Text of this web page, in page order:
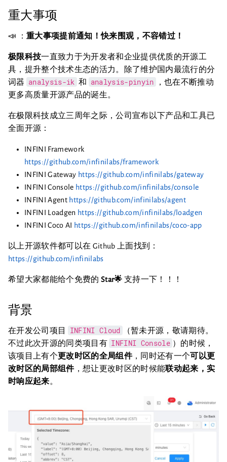
重大事项
📣 ： 重大事项提前通知！快来围观，不容错过！
极限科技一直致力于为开发者和企业提供优质的开源工
具，提升整个技术生态的活力。除了维护国内最流行的分
词器
analysis-ik 和 analysis-pinyin
，也在不断推动
更多高质量开源产品的诞生。
在极限科技成立三周年之际，公司宣布以下产品和工具已
全面开源：
INFINI Framework
https://github.com/infinilabs/framework
INFINI Gateway https://github.com/infinilabs/gateway
INFINI Console https://github.com/infinilabs/console
INFINI Agent https://github.com/infinilabs/agent
INFINI Loadgen https://github.com/infinilabs/loadgen
INFINI Coco AI https://github.com/infinilabs/coco-app
以上开源软件都可以在 Github 上面找到：
https://github.com/infinilabs
希望大家都能给个免费的 Star🌟 支持一下！！！
背景
在开发公司项目 INFINI Cloud
（暂未开源，敬请期待。
不过此次开源的同类项目有 INFINI Console ）的时候，
该项目上有个更改时区的全局组件，同时还有一个可以更
改时区的局部组件，想让更改时区的时候能联动起来，实
时响应起来。